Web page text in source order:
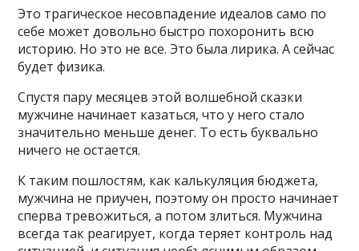
Это трагическое несовпадение идеалов само по
себе может довольно быстро похоронить всю
историю. Но это не все. Это была лирика. А сейчас
будет физика.
Спустя пару месяцев этой волшебной сказки
мужчине начинает казаться, что у него стало
значительно меньше денег. То есть буквально
ничего не остается.
К таким пошлостям, как калькуляция бюджета,
мужчина не приучен, поэтому он просто начинает
сперва тревожиться, а потом злиться. Мужчина
всегда так реагирует, когда теряет контроль над